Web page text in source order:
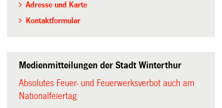
Adresse und Karte
Kontaktformular
Medienmitteilungen der Stadt Winterthur
Absolutes Feuer- und Feuerwerksverbot auch am
Nationalfeiertag